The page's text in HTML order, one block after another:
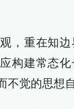
，重在知
构建常态
不觉的思想